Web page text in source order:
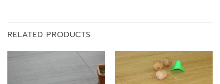
RELATED PRODUCTS